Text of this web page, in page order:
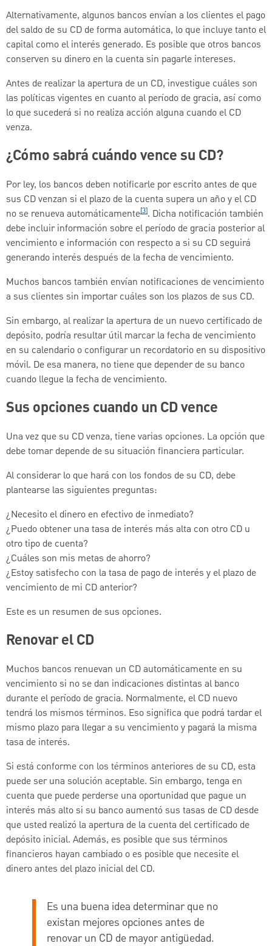
Alternativamente, algunos bancos envían a los clientes el pago
del saldo de su CD de forma automática, lo que incluye tanto el
capital como el interés generado. Es posible que otros bancos
conserven su dinero en la cuenta sin pagarle intereses.
Antes de realizar la apertura de un CD, investigue cuáles son
las políticas vigentes en cuanto al período de gracia, así como
lo que sucederá si no realiza acción alguna cuando el CD
venza.
¿Cómo sabrá cuándo vence su CD?
Por ley, los bancos deben notificarle por escrito antes de que
sus CD venzan si el plazo de la cuenta supera un año y el CD
no se renueva automáticamente[3]. Dicha notificación también
debe incluir información sobre el período de gracia posterior al
vencimiento e información con respecto a si su CD seguirá
generando interés después de la fecha de vencimiento.
Muchos bancos también envían notificaciones de vencimiento
a sus clientes sin importar cuáles son los plazos de sus CD.
Sin embargo, al realizar la apertura de un nuevo certificado de
depósito, podría resultar útil marcar la fecha de vencimiento
en su calendario o configurar un recordatorio en su dispositivo
móvil. De esa manera, no tiene que depender de su banco
cuando llegue la fecha de vencimiento.
Sus opciones cuando un CD vence
Una vez que su CD venza, tiene varias opciones. La opción que
debe tomar depende de su situación financiera particular.
Al considerar lo que hará con los fondos de su CD, debe
plantearse las siguientes preguntas:
¿Necesito el dinero en efectivo de inmediato?
¿Puedo obtener una tasa de interés más alta con otro CD u
otro tipo de cuenta?
¿Cuáles son mis metas de ahorro?
¿Estoy satisfecho con la tasa de pago de interés y el plazo de
vencimiento de mi CD anterior?
Este es un resumen de sus opciones.
Renovar el CD
Muchos bancos renuevan un CD automáticamente en su
vencimiento si no se dan indicaciones distintas al banco
durante el período de gracia. Normalmente, el CD nuevo
tendrá los mismos términos. Eso significa que podrá tardar el
mismo plazo para llegar a su vencimiento y pagará la misma
tasa de interés.
Si está conforme con los términos anteriores de su CD, esta
puede ser una solución aceptable. Sin embargo, tenga en
cuenta que puede perderse una oportunidad que pague un
interés más alto si su banco aumentó sus tasas de CD desde
que usted realizó la apertura de la cuenta del certificado de
depósito inicial. Además, es posible que sus términos
financieros hayan cambiado o es posible que necesite el
dinero antes del plazo inicial del CD.
Es una buena idea determinar que no
existan mejores opciones antes de
renovar un CD de mayor antigüedad.